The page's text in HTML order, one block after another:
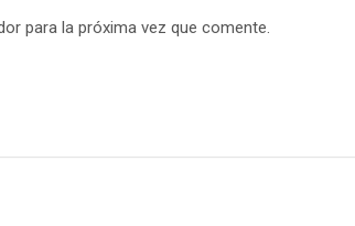
para la próxima vez que comente.